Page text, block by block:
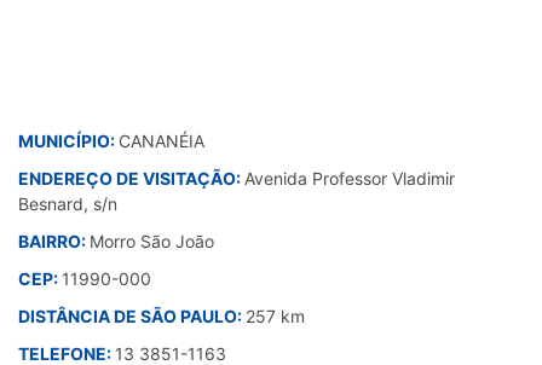
MUNICÍPIO: CANANÉIA
ENDEREÇO DE VISITAÇÃO: Avenida Professor Vladimir
Besnard, s/n
BAIRRO: Morro São João
CEP: 11990-000
DISTÂNCIA DE SÃO PAULO: 257 km
TELEFONE: 13 3851-1163